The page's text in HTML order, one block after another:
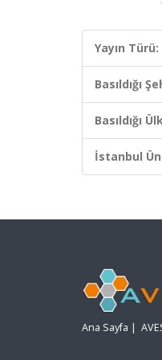
Yayın Türü:
Basıldığı
Basıldığı
İstanbul
Ana Sayfa |